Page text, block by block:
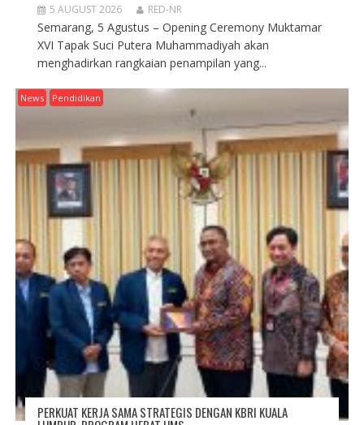
5 AUGUST 2026 RED-NR
Semarang, 5 Agustus – Opening Ceremony Muktamar
XVI Tapak Suci Putera Muhammadiyah akan
menghadirkan rangkaian penampilan yang...
News Pendidikan
PERKUAT KERJA SAMA STRATEGIS DENGAN KBRI KUALA